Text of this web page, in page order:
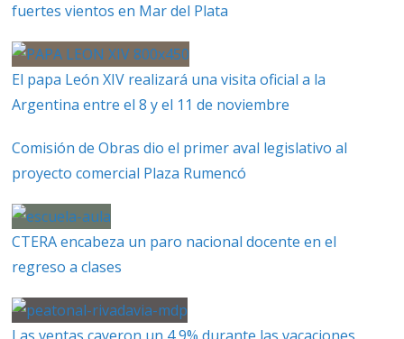
fuertes vientos en Mar del Plata
El papa León XIV realizará una visita oficial a la
Argentina entre el 8 y el 11 de noviembre
Comisión de Obras dio el primer aval legislativo al
proyecto comercial Plaza Rumencó
CTERA encabeza un paro nacional docente en el
regreso a clases